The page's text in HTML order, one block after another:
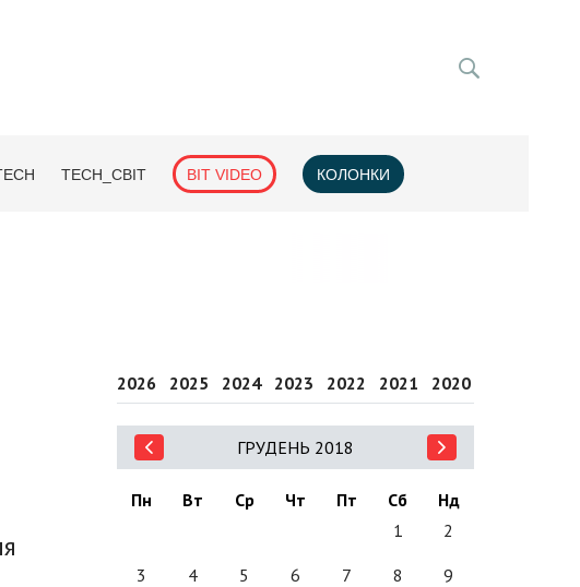
TECH_СВІТ BIT VIDEO КОЛОНКИ
2026 2025 2024 2023 2022 2021 2020
ГРУДЕНЬ 2018
Пн Вт Ср Чт Пт Сб
Нд
1
2
3 4 5 6 7 8 9